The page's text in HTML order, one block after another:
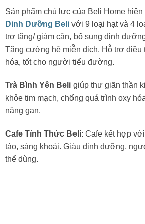
Sản phẩm chủ lực của Beli Home hiện
Dinh Dưỡng Beli với 9 loại hạt và 4
trợ tăng/ giảm cân, bổ sung dinh
Tăng cường hệ miễn dịch. Hỗ trợ điều
hóa, tốt cho người tiểu đường.
Trà Bình Yên Beli giúp thư giãn thần
khỏe tim mạch, chống quá trình oxy
năng gan.
Cafe Tỉnh Thức Beli: Cafe kết hợp
táo, sảng khoái. Giàu dinh dưỡng,
thể dùng.